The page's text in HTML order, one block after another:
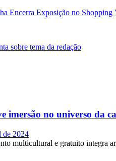
Encerra Exposição no
sobre tema da redação
imersão no universo da
de 2024
multicultural e gratuito integra